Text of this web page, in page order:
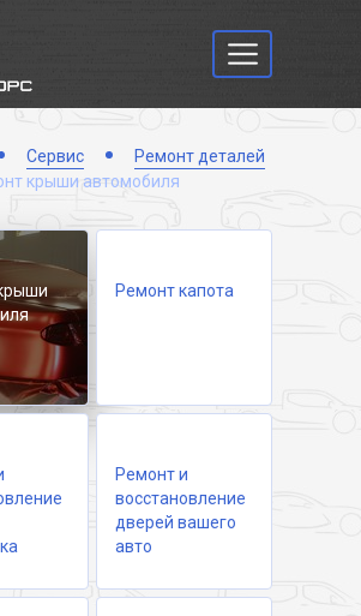
Сервис
Ремонт деталей
крыши автомобиля
Ремонт капота
Ремонт и
восстановление
дверей вашего
авто